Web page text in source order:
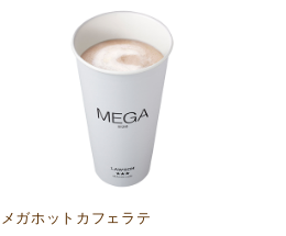
メガホットカフェラテ